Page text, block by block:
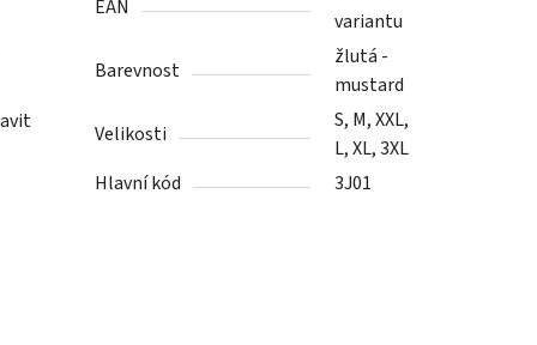
EAN
variantu
Barevnost
žlutá -
mustard
Velikosti
S, M, XXL,
L, XL, 3XL
Hlavní kód
3J01